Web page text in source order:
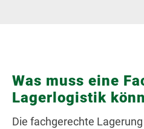
Was muss eine
Lagerlogistik
Die fachgerechte